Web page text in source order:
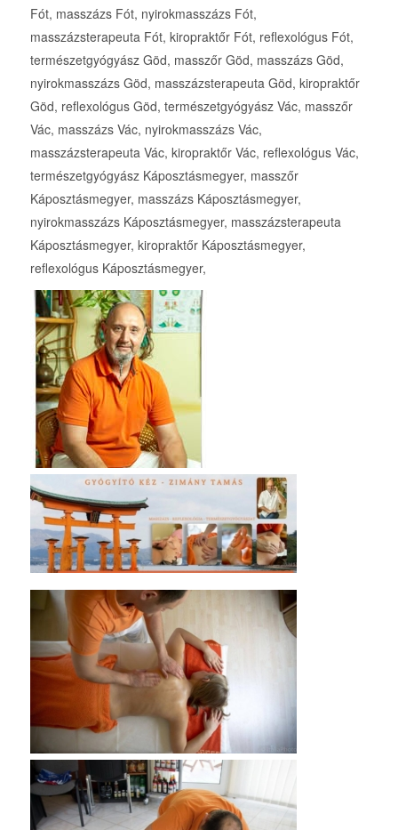
Fót, masszázs Fót, nyirokmasszázs Fót,
masszázsterapeuta Fót, kiropraktőr Fót, reflexológus Fót,
természetgyógyász Göd, masszőr Göd, masszázs Göd,
nyirokmasszázs Göd, masszázsterapeuta Göd, kiropraktőr
Göd, reflexológus Göd, természetgyógyász Vác, masszőr
Vác, masszázs Vác, nyirokmasszázs Vác,
masszázsterapeuta Vác, kiropraktőr Vác, reflexológus Vác,
természetgyógyász Káposztásmegyer, masszőr
Káposztásmegyer, masszázs Káposztásmegyer,
nyirokmasszázs Káposztásmegyer, masszázsterapeuta
Káposztásmegyer, kiropraktőr Káposztásmegyer,
reflexológus Káposztásmegyer,